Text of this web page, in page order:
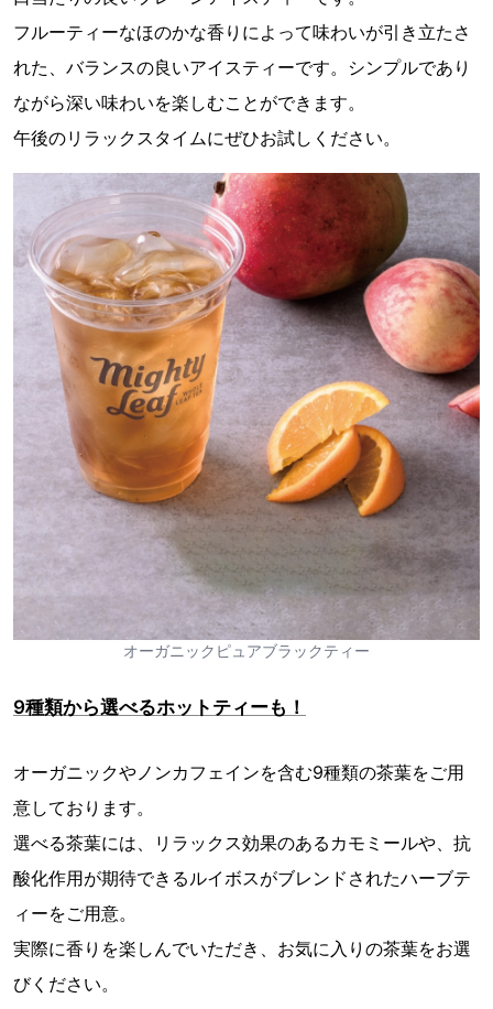
フルーティーなほのかな香りによって味わいが引き立たさ
れた、バランスの良いアイスティーです。シンプルであり
ながら深い味わいを楽しむことができます。
午後のリラックスタイムにぜひお試しください。
オーガニックピュアブラックティー
9種類から選べるホットティーも！
オーガニックやノンカフェインを含む9種類の茶葉をご用
意しております。
選べる茶葉には、リラックス効果のあるカモミールや、抗
酸化作用が期待できるルイボスがブレンドされたハーブテ
ィーをご用意。
実際に香りを楽しんでいただき、お気に入りの茶葉をお選
びください。